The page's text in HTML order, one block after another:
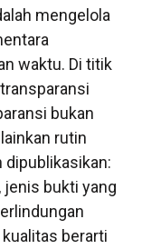
mengelola
waktu. Di titik
bukan
rutin
dipublikasikan:
jenis bukti yang
berarti